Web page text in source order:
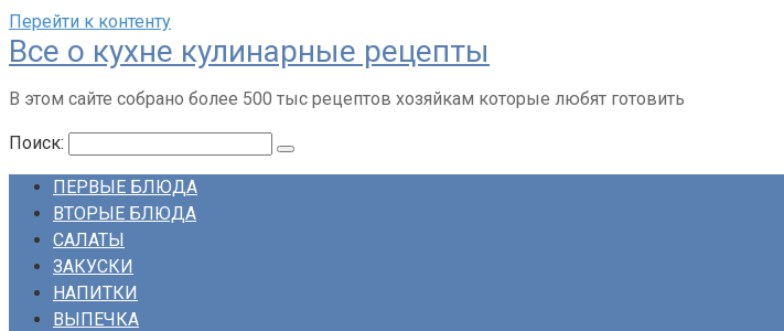
Перейти к контенту
Все о кухне кулинарные рецепты
В этом сайте собрано более 500 тыс рецептов хозяйкам которые любят готовить
Поиск:
ПЕРВЫЕ БЛЮДА
ВТОРЫЕ БЛЮДА
САЛАТЫ
ЗАКУСКИ
НАПИТКИ
ВЫПЕЧКА